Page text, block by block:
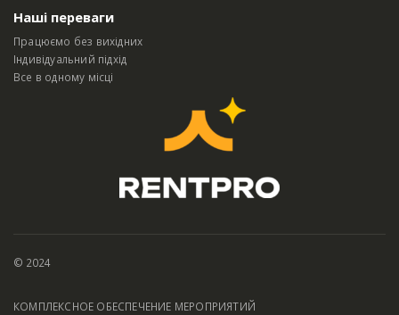
Наші переваги
Працюємо без вихідних
Індивідуальний підхід
Все в одному місці
© 2024
КОМПЛЕКСНОЕ ОБЕСПЕЧЕНИЕ МЕРОПРИЯТИЙ